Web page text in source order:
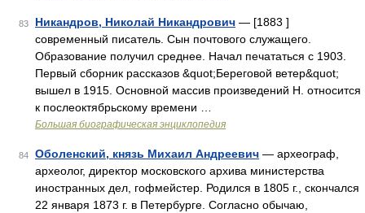
83 Никандров, Николай Никандрович — [1883 ]
современный писатель. Сын почтового служащего.
Образование получил среднее. Начал печататься с 1903.
Первый сборник рассказов &quot;Береговой ветер&quot;
вышел в 1915. Основной массив произведений Н. относится
к послеоктябрьскому времени …
Большая биографическая энциклопедия
84 Оболенский, князь Михаил Андреевич — археограф,
археолог, директор московского архива министерства
иностранных дел, гофмейстер. Родился в 1805 г., скончался
22 января 1873 г. в Петербурге. Согласно обычаю,